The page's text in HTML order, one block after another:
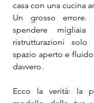
casa con una cucina
Un grosso
spendere
ristrutturazioni
spazio aperto e
davvero.
Ecco la verità: la